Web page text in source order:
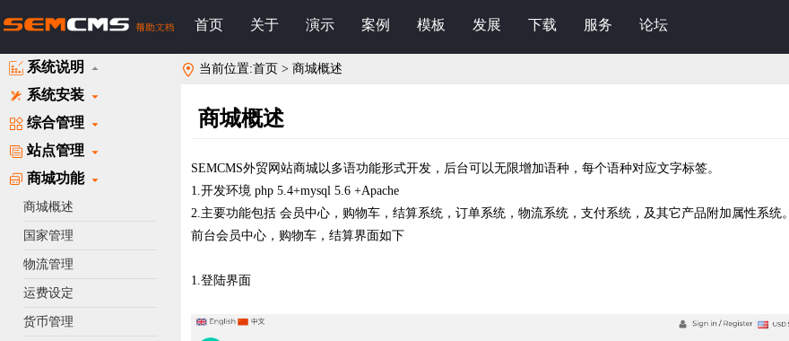
首页 关于 演示 案例 模板 发展 下载 服务 论坛
系统说明
系统安装
综合管理
站点管理
商城功能
商城概述
国家管理
物流管理
运费设定
货币管理
当前位置:首页 > 商城概述
商城概述
SEMCMS外贸网站商城以多语功能形式开发，后台可以无限增加语种，每个语种对应文字标签。
1.开发环境 php 5.4+mysql 5.6 +Apache
2.主要功能包括 会员中心，购物车，结算系统，订单系统，物流系统，支付系统，及其它产品附加属性系统。
前台会员中心，购物车，结算界面如下
1.登陆界面